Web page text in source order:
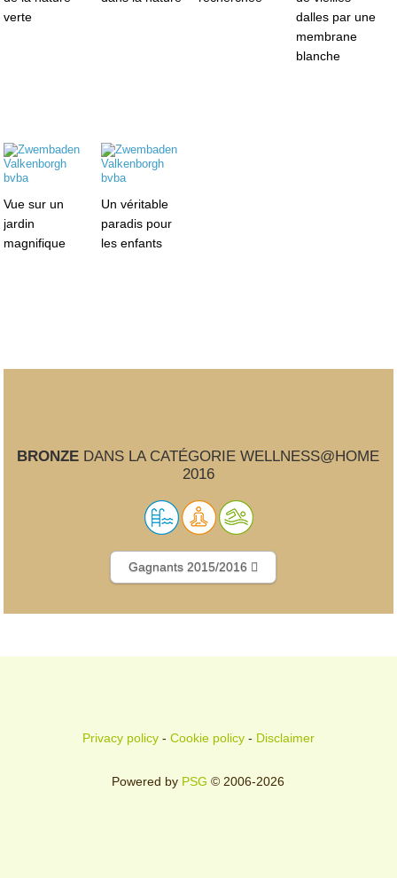
verte
dalles par une
membrane
blanche
Vue sur un
jardin
magnifique
Un véritable
paradis pour
les enfants
BRONZE DANS LA CATÉGORIE WELLNESS@HOME
2016
Gagnants 2015/2016
Privacy policy- Cookie policy- Disclaimer
Powered by PSG © 2006-2026